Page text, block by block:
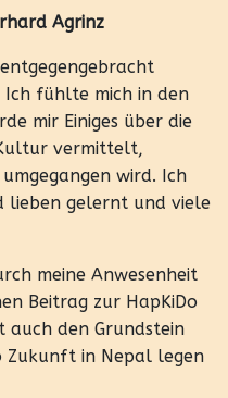
Agrinz
Ich fühlte mich in den
mir Einiges über die
vermittelt,
wird. Ich
lieben gelernt und viele
meine Anwesenheit
Beitrag zur HapKiDo
auch den Grundstein
Zukunft in Nepal legen